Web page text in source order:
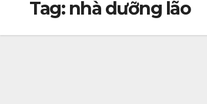
Tag: nhà dưỡng lão